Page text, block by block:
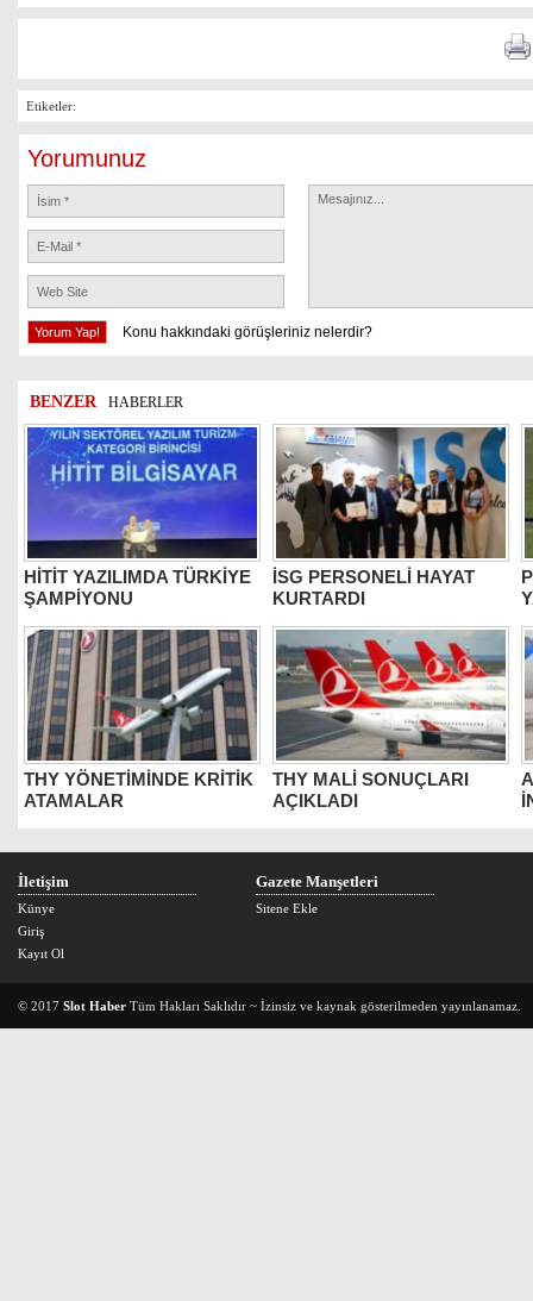
Etiketler:
Yorumunuz
Konu hakkındaki görüşleriniz nelerdir?
BENZER HABERLER
HİTİT YAZILIMDA TÜRKİYE
ŞAMPİYONU
İSG PERSONELİ HAYAT
KURTARDI
THY YÖNETİMİNDE KRİTİK
ATAMALAR
THY MALİ SONUÇLARI
AÇIKLADI
İletişim
Künye
Giriş
Kayıt Ol
Gazete Manşetleri
Sitene Ekle
© 2017 Slot Haber Tüm Hakları Saklıdır ~ İzinsiz ve kaynak gösterilmeden yayınlanamaz.